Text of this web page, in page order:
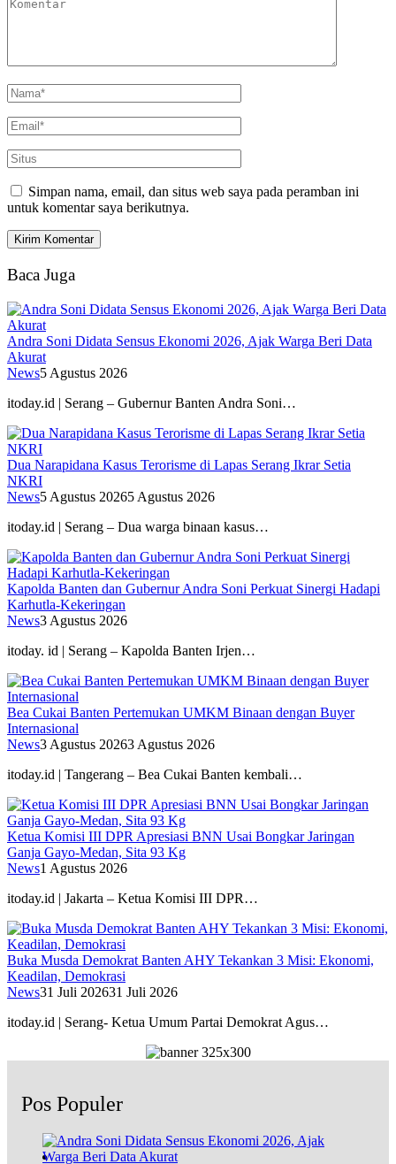
Simpan nama, email, dan situs web saya pada peramban ini
untuk komentar saya berikutnya.
Baca Juga
Andra Soni Didata Sensus Ekonomi 2026, Ajak Warga Beri Data
Akurat
News5 Agustus 2026
itoday.id | Serang – Gubernur Banten Andra Soni…
Dua Narapidana Kasus Terorisme di Lapas Serang Ikrar Setia
NKRI
News5 Agustus 20265 Agustus 2026
itoday.id | Serang – Dua warga binaan kasus…
Kapolda Banten dan Gubernur Andra Soni Perkuat Sinergi Hadapi
Karhutla-Kekeringan
News3 Agustus 2026
itoday. id | Serang – Kapolda Banten Irjen…
Bea Cukai Banten Pertemukan UMKM Binaan dengan Buyer
Internasional
News3 Agustus 20263 Agustus 2026
itoday.id | Tangerang – Bea Cukai Banten kembali…
Ketua Komisi III DPR Apresiasi BNN Usai Bongkar Jaringan
Ganja Gayo-Medan, Sita 93 Kg
News1 Agustus 2026
itoday.id | Jakarta – Ketua Komisi III DPR…
Buka Musda Demokrat Banten AHY Tekankan 3 Misi: Ekonomi,
Keadilan, Demokrasi
News31 Juli 202631 Juli 2026
itoday.id | Serang- Ketua Umum Partai Demokrat Agus…
Pos Populer